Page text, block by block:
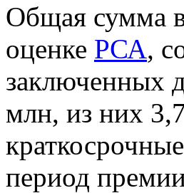
Общая сумма
оценке РСА,
заключенных
млн, из них
период